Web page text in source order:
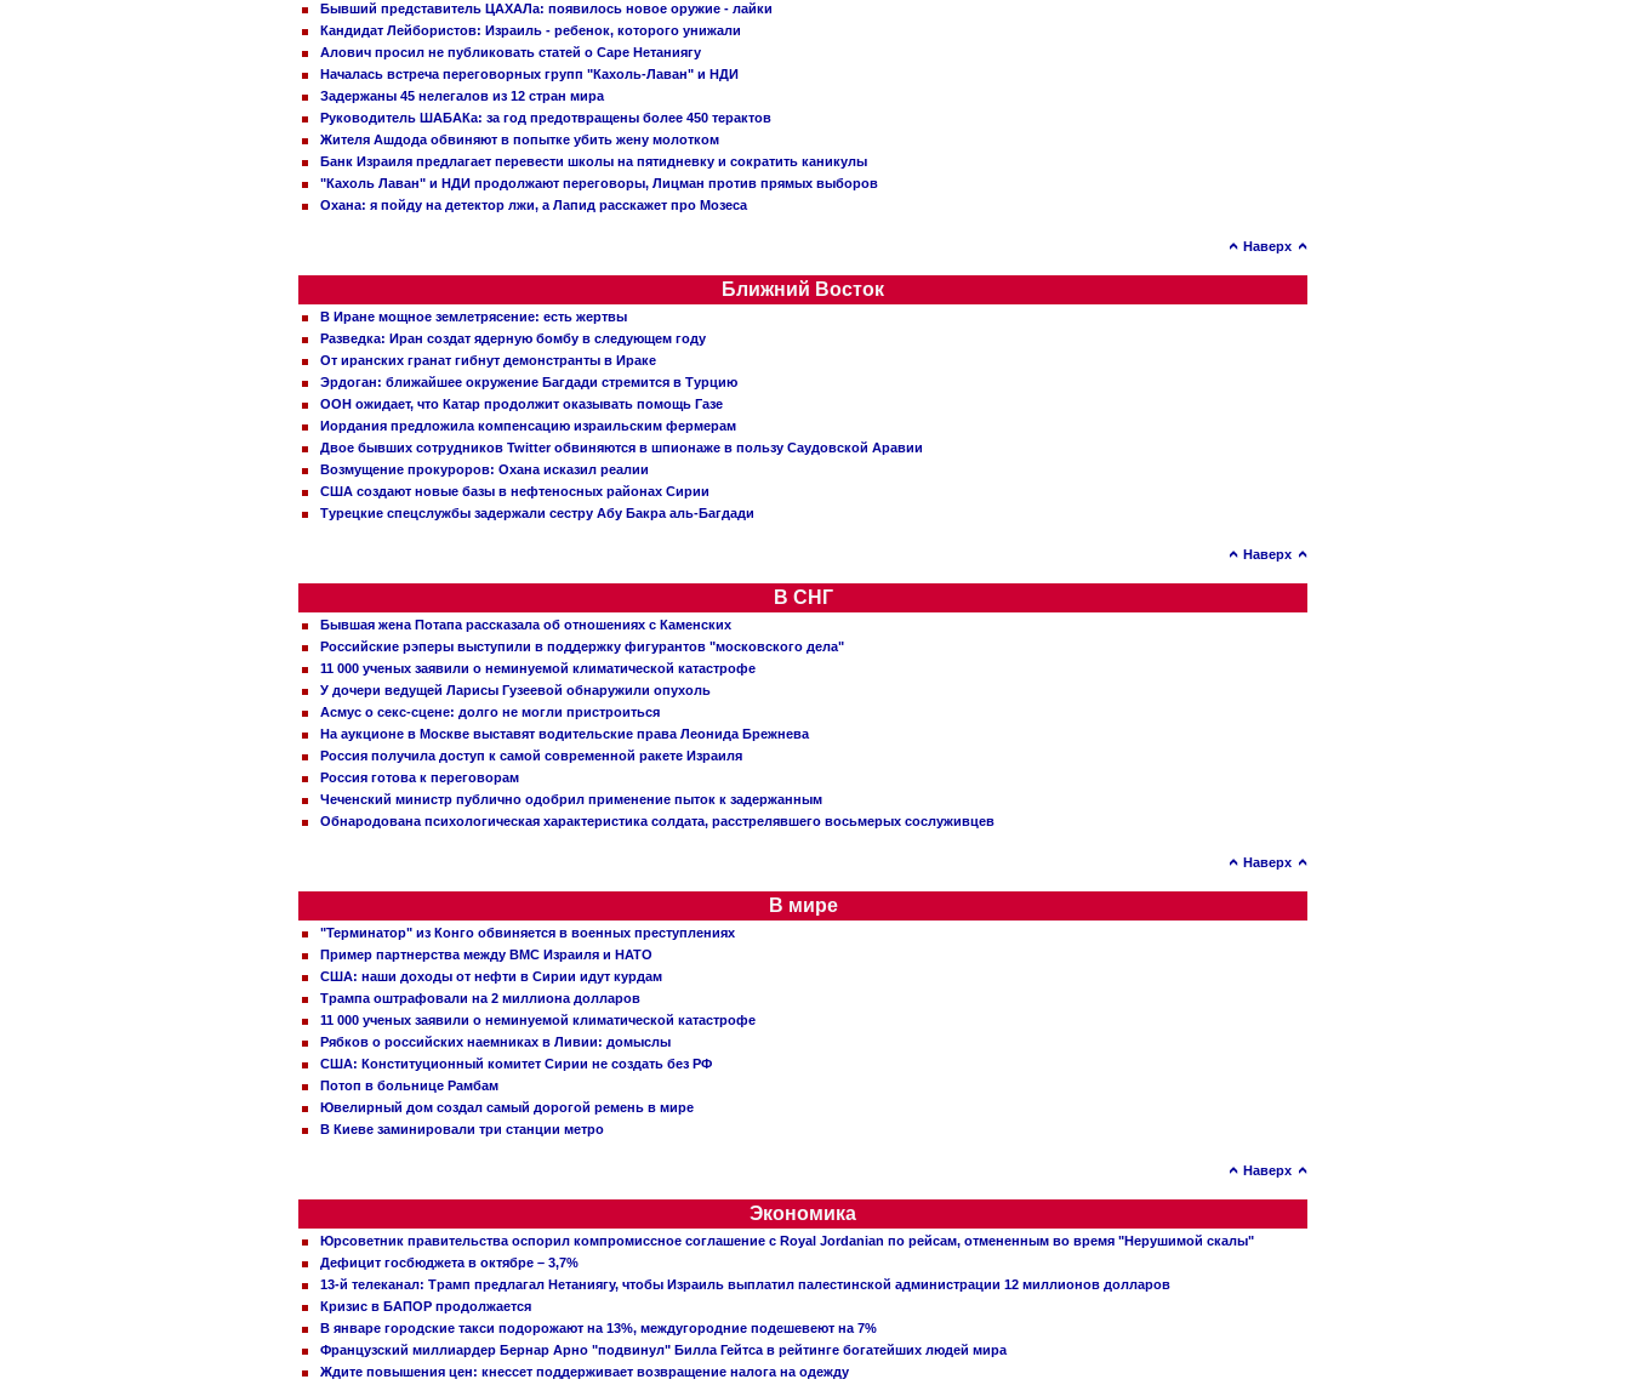
Бывший представитель ЦАХАЛа: появилось новое оружие - лайки
Кандидат Лейбористов: Израиль - ребенок, которого унижали
Алович просил не публиковать статей о Саре Нетаниягу
Началась встреча переговорных групп "Кахоль-Лаван" и НДИ
Задержаны 45 нелегалов из 12 стран мира
Руководитель ШАБАКа: за год предотвращены более 450 терактов
Жителя Ашдода обвиняют в попытке убить жену молотком
Банк Израиля предлагает перевести школы на пятидневку и сократить каникулы
"Кахоль Лаван" и НДИ продолжают переговоры, Лицман против прямых выборов
Охана: я пойду на детектор лжи, а Лапид расскажет про Мозеса
Наверх
Ближний Восток
В Иране мощное землетрясение: есть жертвы
Разведка: Иран создат ядерную бомбу в следующем году
От иранских гранат гибнут демонстранты в Ираке
Эрдоган: ближайшее окружение Багдади стремится в Турцию
ООН ожидает, что Катар продолжит оказывать помощь Газе
Иордания предложила компенсацию израильским фермерам
Двое бывших сотрудников Twitter обвиняются в шпионаже в пользу Саудовской Аравии
Возмущение прокуроров: Охана исказил реалии
США создают новые базы в нефтеносных районах Сирии
Турецкие спецслужбы задержали сестру Абу Бакра аль-Багдади
Наверх
В СНГ
Бывшая жена Потапа рассказала об отношениях с Каменских
Российские рэперы выступили в поддержку фигурантов "московского дела"
11 000 ученых заявили о неминуемой климатической катастрофе
У дочери ведущей Ларисы Гузеевой обнаружили опухоль
Асмус о секс-сцене: долго не могли пристроиться
На аукционе в Москве выставят водительские права Леонида Брежнева
Россия получила доступ к самой современной ракете Израиля
Россия готова к переговорам
Чеченский министр публично одобрил применение пыток к задержанным
Обнародована психологическая характеристика солдата, расстрелявшего восьмерых сослуживцев
Наверх
В мире
"Терминатор" из Конго обвиняется в военных преступлениях
Пример партнерства между ВМС Израиля и НАТО
США: наши доходы от нефти в Сирии идут курдам
Трампа оштрафовали на 2 миллиона долларов
11 000 ученых заявили о неминуемой климатической катастрофе
Рябков о российских наемниках в Ливии: домыслы
США: Конституционный комитет Сирии не создать без РФ
Потоп в больнице Рамбам
Ювелирный дом создал самый дорогой ремень в мире
В Киеве заминировали три станции метро
Наверх
Экономика
Юрсоветник правительства оспорил компромиссное соглашение с Royal Jordanian по рейсам, отмененным во время "Нерушимой скалы"
Дефицит госбюджета в октябре – 3,7%
13-й телеканал: Трамп предлагал Нетаниягу, чтобы Израиль выплатил палестинской администрации 12 миллионов долларов
Кризис в БАПОР продолжается
В январе городские такси подорожают на 13%, междугородние подешевеют на 7%
Французский миллиардер Бернар Арно "подвинул" Билла Гейтса в рейтинге богатейших людей мира
Ждите повышения цен: кнессет поддерживает возвращение налога на одежду